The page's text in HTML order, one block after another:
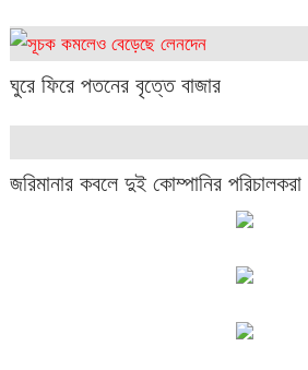
ঘুরে ফিরে পতনের বৃত্তে বাজার
জরিমানার কবলে দুই কোম্পানির পরিচালকরা